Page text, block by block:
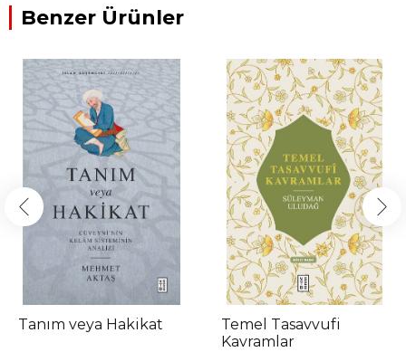
Benzer Ürünler
Tanım veya Hakikat
Temel Tasavvufi
Kavramlar